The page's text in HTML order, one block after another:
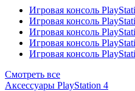
Игровая консоль
Игровая консоль
Игровая консоль
Игровая консоль
Игровая консоль
Смотреть все
Аксессуары PlayStation 4